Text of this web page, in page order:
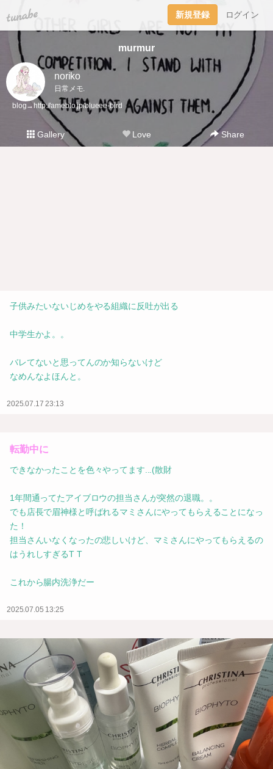
tuna.be 新規登録 ログイン
murmur
noriko
日常メモ.
blog→http://ameblo.jp/blueee-bird
Gallery Love Share
子供みたいないじめをやる組織に反吐が出る
中学生かよ。。
バレてないと思ってんのか知らないけど
なめんなよほんと。
2025.07.17 23:13
転勤中に
できなかったことを色々やってます...(散財
1年間通ってたアイブロウの担当さんが突然の退職。。
でも店長で眉神様と呼ばれるマミさんにやってもらえることになっ
た！
担当さんいなくなったの悲しいけど、マミさんにやってもらえるの
はうれしすぎるT T
これから腸内洗浄だー
2025.07.05 13:25